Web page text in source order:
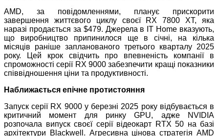
AMD, за повідомленнями, планує прискорити
завершення життєвого циклу своєї RX 7800 XT, яка
наразі продається за $479. Джерела в IT Home вказують,
що виробництво припинилося ще в січні, на кілька
місяців раніше запланованого третього кварталу 2025
року. Цей крок свідчить про впевненість компанії в
спроможності серії RX 9000 забезпечити кращі показники
співвідношення ціни та продуктивності.
Наближається епічне протистояння
Запуск серії RX 9000 у березні 2025 року відбувається в
критичний момент для ринку GPU, адже NVIDIA
розпочала випуск своєї серії відеокарт RTX 50 на базі
архітектури Blackwell. Агресивна цінова стратегія AMD